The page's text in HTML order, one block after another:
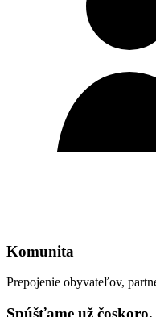
Komunita
Prepojenie obyvateľov,
Spúšťame už čoskoro.